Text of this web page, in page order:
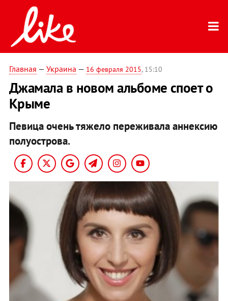
Главная — Украина — 16 февраля 2015, 15:10
Джамала в новом альбоме споет о
Крыме
Певица очень тяжело переживала аннексию
полуострова.